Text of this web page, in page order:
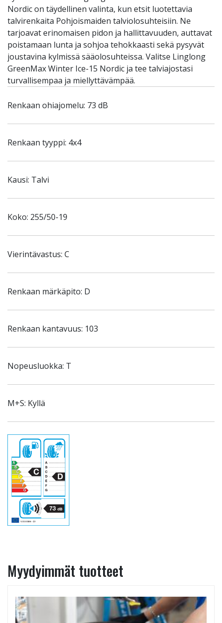
Nordic on täydellinen valinta, kun etsit luotettavia
talvirenkaita Pohjoismaiden talviolosuhteisiin. Ne
tarjoavat erinomaisen pidon ja hallittavuuden, auttavat
poistamaan lunta ja sohjoa tehokkaasti sekä pysyvät
joustavina kylmissä sääolosuhteissa. Valitse Linglong
GreenMax Winter Ice-15 Nordic ja tee talviajostasi
turvallisempaa ja miellyttävämpää.
Renkaan ohiajomelu: 73 dB
Renkaan tyyppi: 4x4
Kausi: Talvi
Koko: 255/50-19
Vierintävastus: C
Renkaan märkäpito: D
Renkaan kantavuus: 103
Nopeusluokka: T
M+S: Kyllä
Myydyimmät tuotteet